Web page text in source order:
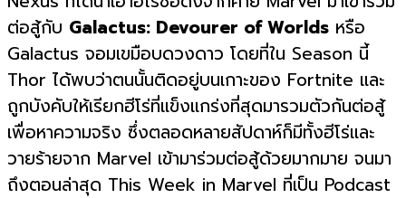
ต่อสู้กับ Galactus: Devourer of Worlds หรือ
Galactus จอมเขมือบดวงดาว โดยที่ใน Season นี้
Thor ได้พบว่าตนนั้นติดอยู่บนเกาะของ Fortnite และ
ถูกบังคับให้เรียกฮีโร่ที่แข็งแกร่งที่สุดมารวมตัวกันต่อสู้
เพื่อหาความจริง ซึ่งตลอดหลายสัปดาห์ก็มีทั้งฮีโร่และ
วายร้ายจาก Marvel เข้ามาร่วมต่อสู้ด้วยมากมาย จนมา
ถึงตอนล่าสุด This Week in Marvel ที่เป็น Podcast